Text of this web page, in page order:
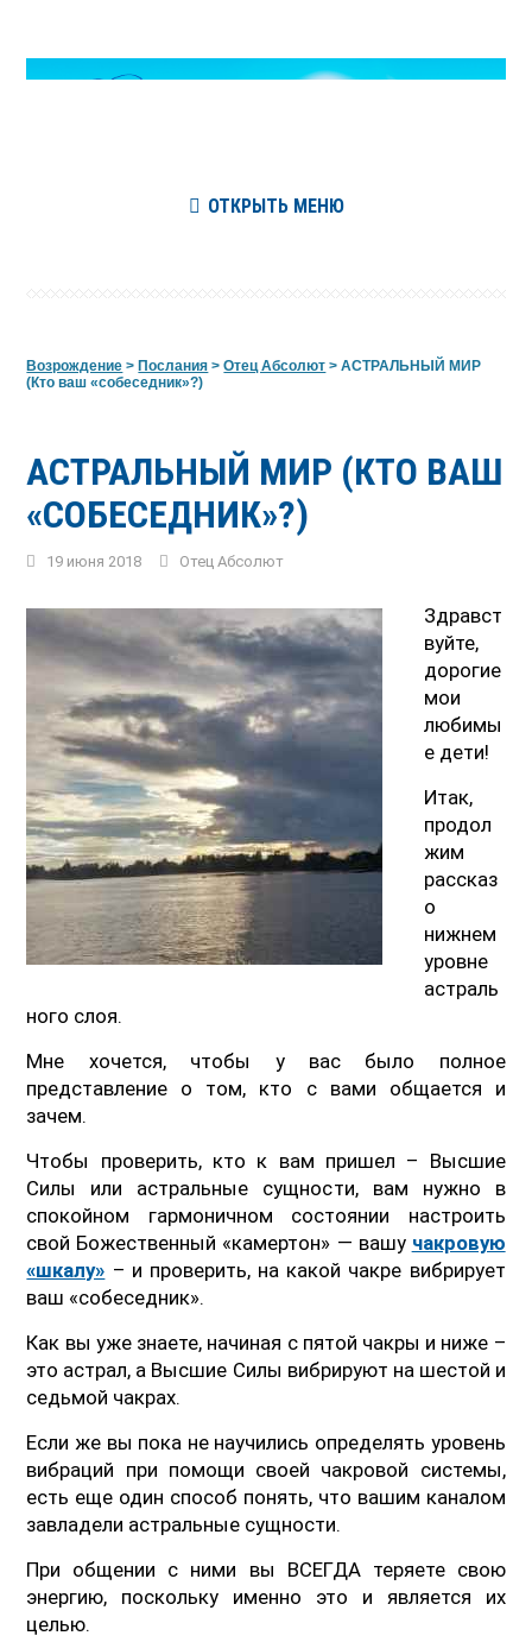
ОТКРЫТЬ МЕНЮ
Возрождение >Послания >Отец Абсолют >АСТРАЛЬНЫЙ МИР
(Кто ваш «собеседник»?)
АСТРАЛЬНЫЙ МИР (КТО ВАШ
«СОБЕСЕДНИК»?)
19 июня 2018 Отец Абсолют
Здравст
вуйте,
дорогие
мои
любимы
е дети!
Итак,
продол
жим
рассказ
о
нижнем
уровне
астраль
ного слоя.
Мне хочется, чтобы у вас было полное
представление о том, кто с вами общается и
зачем.
Чтобы проверить, кто к вам пришел – Высшие
Силы или астральные сущности, вам нужно в
спокойном гармоничном состоянии настроить
свой Божественный «камертон» — вашу чакровую
«шкалу» – и проверить, на какой чакре вибрирует
ваш «собеседник».
Как вы уже знаете, начиная с пятой чакры и ниже –
это астрал, а Высшие Силы вибрируют на шестой и
седьмой чакрах.
Если же вы пока не научились определять уровень
вибраций при помощи своей чакровой системы,
есть еще один способ понять, что вашим каналом
завладели астральные сущности.
При общении с ними вы ВСЕГДА теряете свою
энергию, поскольку именно это и является их
целью.